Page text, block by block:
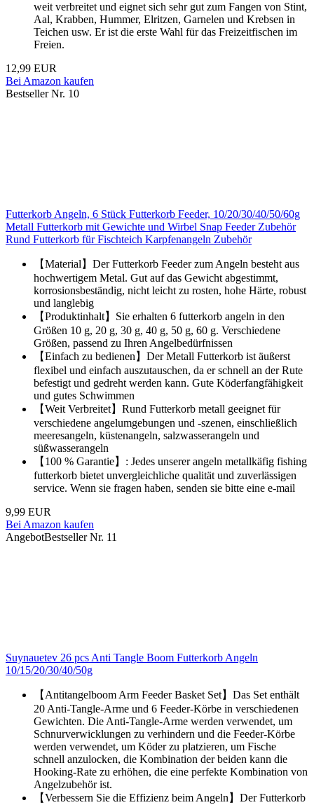
weit verbreitet und eignet sich sehr gut zum Fangen von Stint,
Aal, Krabben, Hummer, Elritzen, Garnelen und Krebsen in
Teichen usw. Er ist die erste Wahl für das Freizeitfischen im
Freien.
12,99 EUR
Bei Amazon kaufen
Bestseller Nr. 10
Futterkorb Angeln, 6 Stück Futterkorb Feeder, 10/20/30/40/50/60g
Metall Futterkorb mit Gewichte und Wirbel Snap Feeder Zubehör
Rund Futterkorb für Fischteich Karpfenangeln Zubehör
【Material】Der Futterkorb Feeder zum Angeln besteht aus
hochwertigem Metal. Gut auf das Gewicht abgestimmt,
korrosionsbeständig, nicht leicht zu rosten, hohe Härte, robust
und langlebig
【Produktinhalt】Sie erhalten 6 futterkorb angeln in den
Größen 10 g, 20 g, 30 g, 40 g, 50 g, 60 g. Verschiedene
Größen, passend zu Ihren Angelbedürfnissen
【Einfach zu bedienen】Der Metall Futterkorb ist äußerst
flexibel und einfach auszutauschen, da er schnell an der Rute
befestigt und gedreht werden kann. Gute Köderfangfähigkeit
und gutes Schwimmen
【Weit Verbreitet】Rund Futterkorb metall geeignet für
verschiedene angelumgebungen und -szenen, einschließlich
meeresangeln, küstenangeln, salzwasserangeln und
süßwasserangeln
【100 % Garantie】: Jedes unserer angeln metallkäfig fishing
futterkorb bietet unvergleichliche qualität und zuverlässigen
service. Wenn sie fragen haben, senden sie bitte eine e-mail
9,99 EUR
Bei Amazon kaufen
AngebotBestseller Nr. 11
Suynauetev 26 pcs Anti Tangle Boom Futterkorb Angeln
10/15/20/30/40/50g
【Antitangelboom Arm Feeder Basket Set】Das Set enthält
20 Anti-Tangle-Arme und 6 Feeder-Körbe in verschiedenen
Gewichten. Die Anti-Tangle-Arme werden verwendet, um
Schnurverwicklungen zu verhindern und die Feeder-Körbe
werden verwendet, um Köder zu platzieren, um Fische
schnell anzulocken, die Kombination der beiden kann die
Hooking-Rate zu erhöhen, die eine perfekte Kombination von
Angelzubehör ist.
【Verbessern Sie die Effizienz beim Angeln】Der Futterkorb